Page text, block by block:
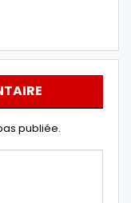
publiée.